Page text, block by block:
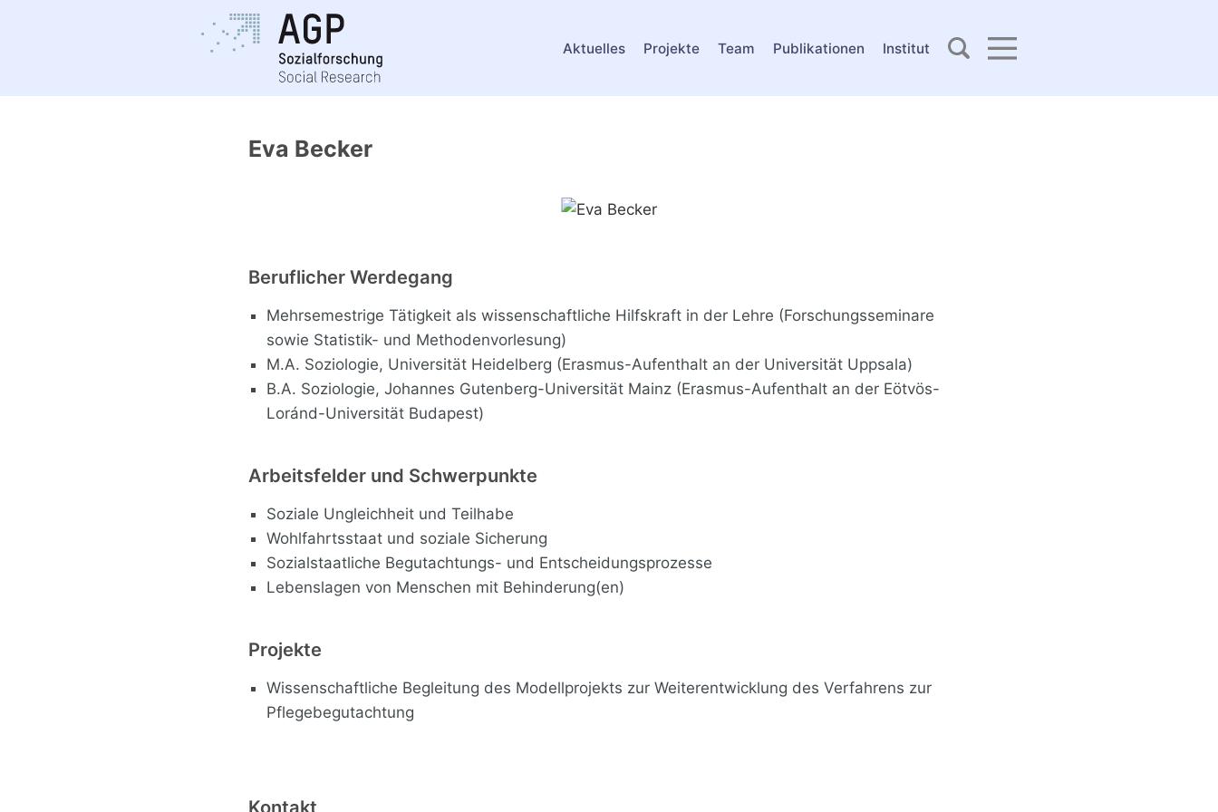
Aktuelles Projekte Team Publikationen Institut
Eva Becker
Beruflicher Werdegang
Mehrsemestrige Tätigkeit als wissenschaftliche Hilfskraft in der Lehre (Forschungsseminare
sowie Statistik- und Methodenvorlesung)
M.A. Soziologie, Universität Heidelberg (Erasmus-Aufenthalt an der Universität Uppsala)
B.A. Soziologie, Johannes Gutenberg-Universität Mainz (Erasmus-Aufenthalt an der Eötvös-
Loránd-Universität Budapest)
Arbeitsfelder und Schwerpunkte
Soziale Ungleichheit und Teilhabe
Wohlfahrtsstaat und soziale Sicherung
Sozialstaatliche Begutachtungs- und Entscheidungsprozesse
Lebenslagen von Menschen mit Behinderung(en)
Projekte
Wissenschaftliche Begleitung des Modellprojekts zur Weiterentwicklung des Verfahrens zur
Pflegebegutachtung
Kontakt